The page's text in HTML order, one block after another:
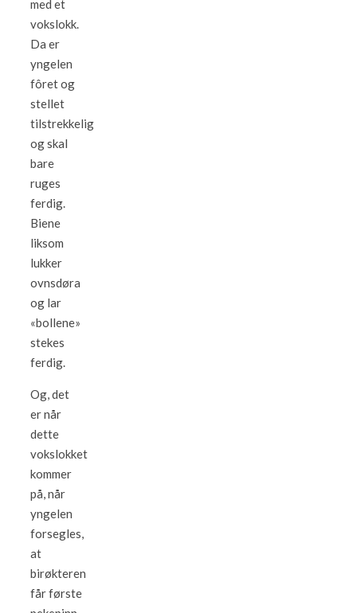
med et
vokslokk.
Da er
yngelen
fôret og
stellet
tilstrekkelig
og skal
bare
ruges
ferdig.
Biene
liksom
lukker
ovnsdøra
og lar
«bollene»
stekes
ferdig.
Og, det
er når
dette
vokslokket
kommer
på, når
yngelen
forsegles,
at
birøkteren
får første